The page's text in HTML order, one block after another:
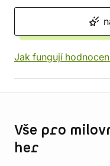
Jak fungují
Vše pro
her